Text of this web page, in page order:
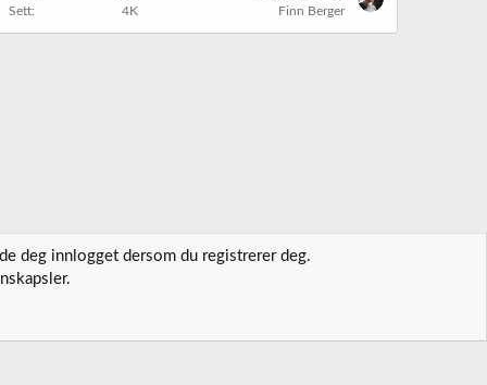
Sett 4K Finn Berger
oss Vilkår og regler
deg innlogget dersom du registrerer deg.